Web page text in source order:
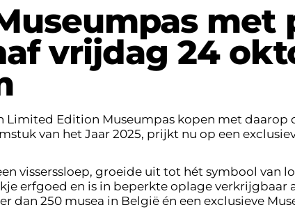
met
vrijdag 24
Limited Edition Museumpas kopen met
van het Jaar 2025, prijkt nu op een
visserssloep, groeide uit tot hét symbool van
erfgoed en is in beperkte oplage verkrijgbaar
dan 250 musea in België én een exclusieve